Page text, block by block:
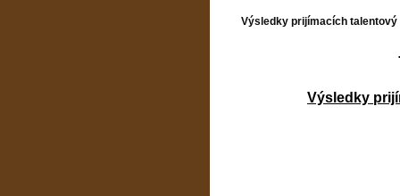
Výsledky prijímacích
Výsledky